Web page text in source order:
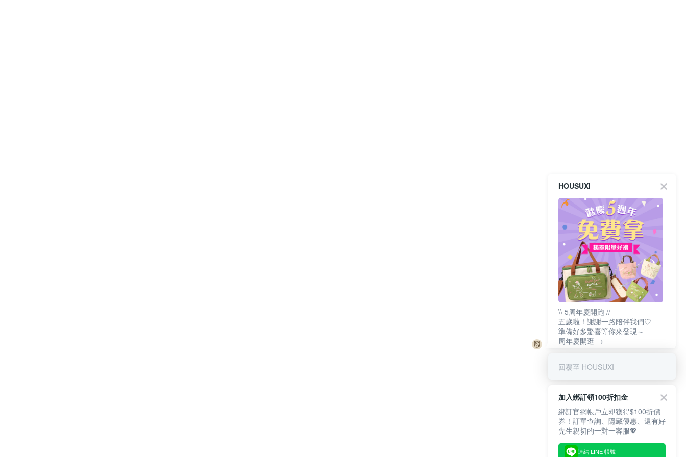
HOUSUXI
\\ 5周年慶開跑 //
五歲啦！謝謝一路陪伴我們♡
準備好多驚喜等你來發現～
周年慶開逛 →
回覆至 HOUSUXI
加入綁訂領100折扣金
綁訂官網帳戶立即獲得$100折價
券！訂單查詢、隱藏優惠、還有好
先生親切的一對一客服💖
連結 LINE 帳號